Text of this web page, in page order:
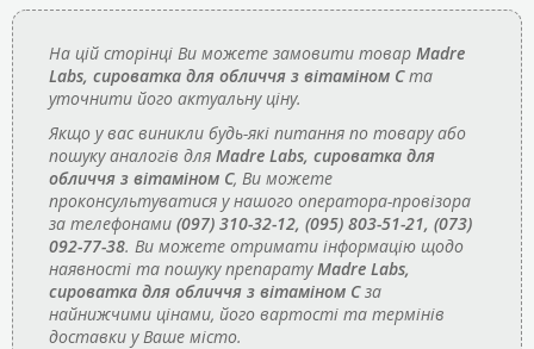
На цій сторінці Ви можете замовити товар Madre
Labs, сироватка для обличчя з вітаміном Cта
уточнити його актуальну ціну.
Якщо у вас виникли будь-які питання по товару або
пошуку аналогів для Madre Labs, сироватка для
обличчя з вітаміном C, Ви можете
проконсультуватися у нашого оператора-провізора
за телефонами (097) 310-32-12, (095) 803-51-21, (073)
092-77-38. Ви можете отримати інформацію щодо
наявності та пошуку препаратуMadre Labs,
сироватка для обличчя з вітаміном Cза
найнижчими цінами, його вартості та термінів
доставки у Ваше місто.